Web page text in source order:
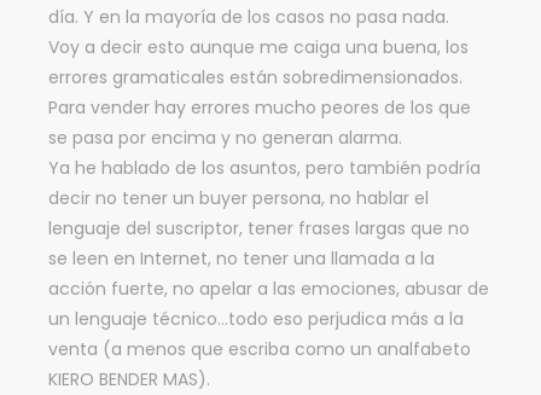
día. Y en la mayoría de los casos no pasa nada.
Voy a decir esto aunque me caiga una buena, los
errores gramaticales están sobredimensionados.
Para vender hay errores mucho peores de los que
se pasa por encima y no generan alarma.
Ya he hablado de los asuntos, pero también podría
decir no tener un buyer persona, no hablar el
lenguaje del suscriptor, tener frases largas que no
se leen en Internet, no tener una llamada a la
acción fuerte, no apelar a las emociones, abusar de
un lenguaje técnico…todo eso perjudica más a la
venta (a menos que escriba como un analfabeto
KIERO BENDER MAS).